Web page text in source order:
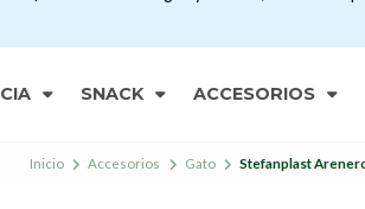
SNACK ACCESORIOS
Inicio Accesorios Gato Stefanplast